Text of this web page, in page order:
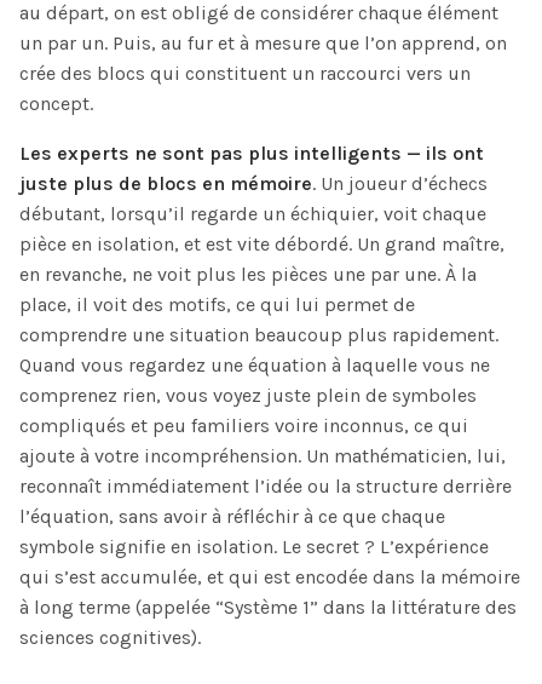
au départ, on est obligé de considérer chaque élément
un par un. Puis, au fur et à mesure que l’on apprend, on
crée des blocs qui constituent un raccourci vers un
concept.
Les experts ne sont pas plus intelligents — ils ont
juste plus de blocs en mémoire. Un joueur d’échecs
débutant, lorsqu’il regarde un échiquier, voit chaque
pièce en isolation, et est vite débordé. Un grand maître,
en revanche, ne voit plus les pièces une par une. À la
place, il voit des motifs, ce qui lui permet de
comprendre une situation beaucoup plus rapidement.
Quand vous regardez une équation à laquelle vous ne
comprenez rien, vous voyez juste plein de symboles
compliqués et peu familiers voire inconnus, ce qui
ajoute à votre incompréhension. Un mathématicien, lui,
reconnaît immédiatement l’idée ou la structure derrière
l’équation, sans avoir à réfléchir à ce que chaque
symbole signifie en isolation. Le secret ? L’expérience
qui s’est accumulée, et qui est encodée dans la mémoire
à long terme (appelée “Système 1” dans la littérature des
sciences cognitives).